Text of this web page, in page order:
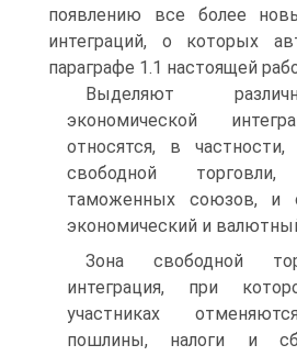
появлению все более
интеграций, о которых
параграфе 1.1 настоящей
Выделяют
экономической
относятся, в
свободной
таможенных союзов, и
экономический и
Зона свободной
интеграция, при
участниках
пошлины, налоги и